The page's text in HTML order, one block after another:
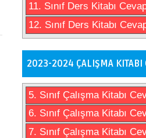
11. Sınıf Ders Kitabı
12. Sınıf Ders Kitabı
2023-2024 ÇALIŞMA KITABI
5. Sınıf Çalışma Kitabı
6. Sınıf Çalışma Kitabı
7. Sınıf Çalışma Kitabı